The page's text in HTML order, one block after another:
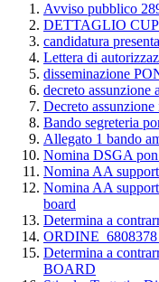
Avviso pubblico
DETTAGLIO CUP
candidatura
Lettera di
disseminazione
decreto
Decreto
Bando segreteria
Allegato 1 bando
Nomina DSGA
Nomina AA
Nomina AA
board
Determina a
Determina a
BOARD